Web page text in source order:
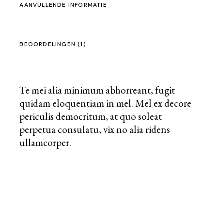
AANVULLENDE INFORMATIE
BEOORDELINGEN (1)
Te mei alia minimum abhorreant, fugit
quidam eloquentiam in mel. Mel ex decore
periculis democritum, at quo soleat
perpetua consulatu, vix no alia ridens
ullamcorper.